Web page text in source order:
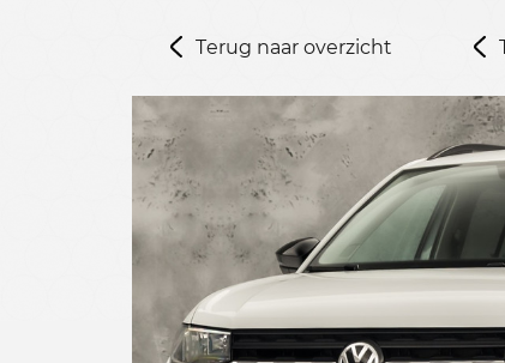
Terug naar overzicht